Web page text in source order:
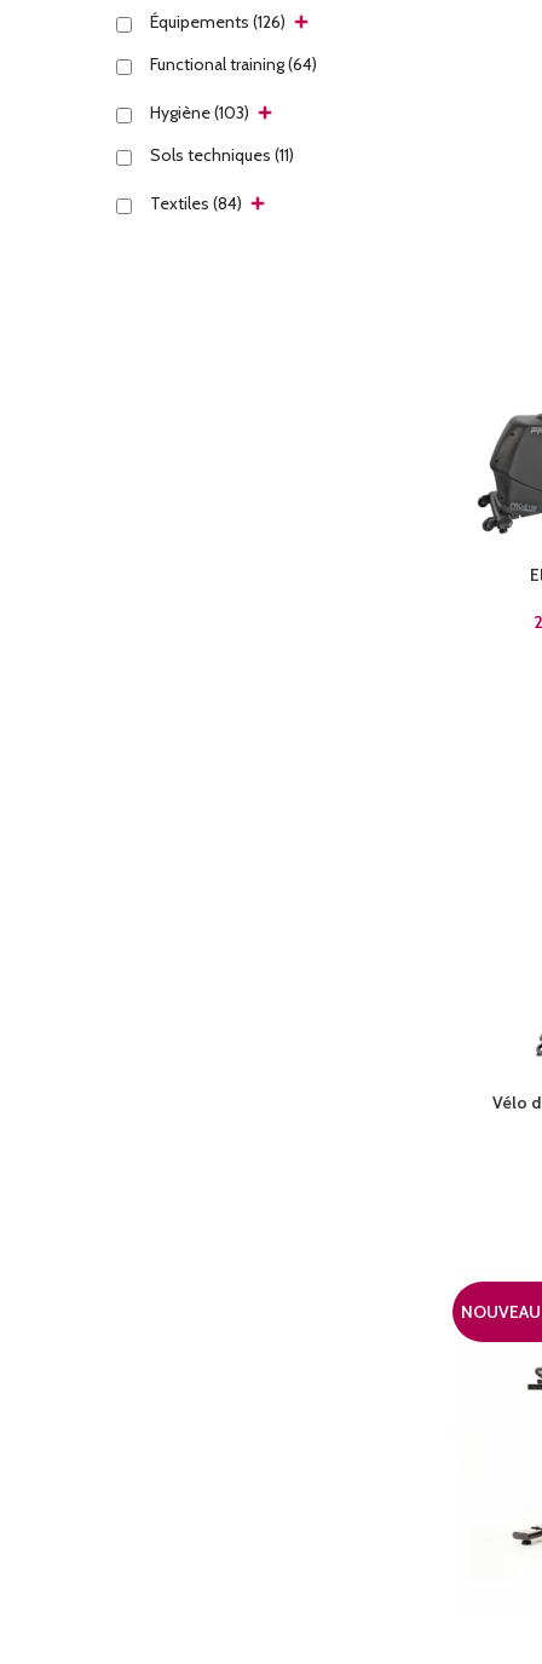
Équipements (126)
Functional training(64)
Hygiène(103)
Sols techniques (11)
Textiles (84)
Vélo